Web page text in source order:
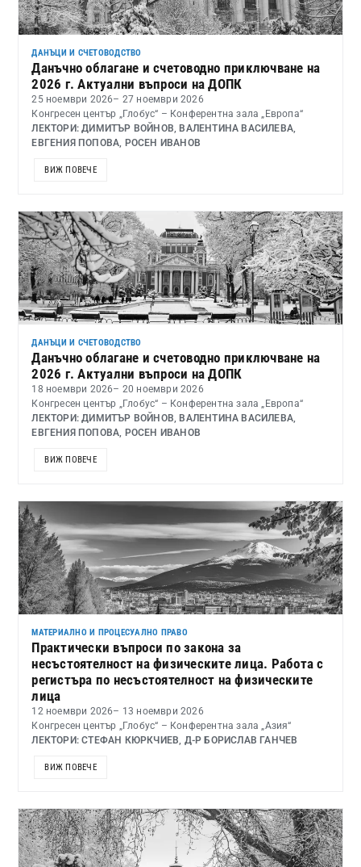
ДАНЪЦИ И СЧЕТОВОДСТВО
Данъчно облагане и счетоводно приключване на
2026 г. Актуални въпроси на ДОПК
25 ноември 2026– 27 ноември 2026
Конгресен център „Глобус“ – Конферентна зала „Европа“
ЛЕКТОРИ: ДИМИТЪР ВОЙНОВ, ВАЛЕНТИНА ВАСИЛЕВА,
ЕВГЕНИЯ ПОПОВА, РОСЕН ИВАНОВ
ВИЖ ПОВЕЧЕ
ДАНЪЦИ И СЧЕТОВОДСТВО
Данъчно облагане и счетоводно приключване на
2026 г. Актуални въпроси на ДОПК
18 ноември 2026– 20 ноември 2026
Конгресен център „Глобус“ – Конферентна зала „Европа“
ЛЕКТОРИ: ДИМИТЪР ВОЙНОВ, ВАЛЕНТИНА ВАСИЛЕВА,
ЕВГЕНИЯ ПОПОВА, РОСЕН ИВАНОВ
ВИЖ ПОВЕЧЕ
МАТЕРИАЛНО И ПРОЦЕСУАЛНО ПРАВО
Практически въпроси по закона за
несъстоятелност на физическите лица. Работа с
регистъра по несъстоятелност на физическите
лица
12 ноември 2026– 13 ноември 2026
Конгресен център „Глобус“ – Конферентна зала „Азия“
ЛЕКТОРИ: СТЕФАН КЮРКЧИЕВ, Д-Р БОРИСЛАВ ГАНЧЕВ
ВИЖ ПОВЕЧЕ